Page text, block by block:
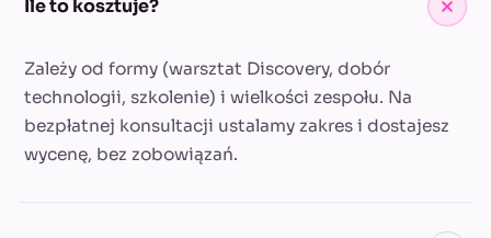
Ile to kosztuje?
Zależy od formy (warsztat Discovery, dobór
technologii, szkolenie) i wielkości zespołu. Na
bezpłatnej konsultacji ustalamy zakres i dostajesz
wycenę, bez zobowiązań.